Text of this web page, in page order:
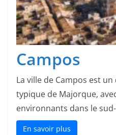
Campos
La ville de Campos est
typique de Majorque,
environnants dans le
En savoir plus